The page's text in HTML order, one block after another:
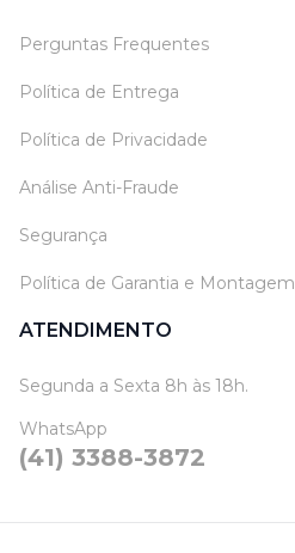
Perguntas Frequentes
Política de Entrega
Política de Privacidade
Análise Anti-Fraude
Segurança
Política de Garantia e Montagem
ATENDIMENTO
Segunda a Sexta 8h às 18h.
WhatsApp
(41) 3388-3872